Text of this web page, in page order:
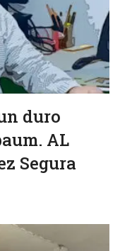
duro
AL
Segura